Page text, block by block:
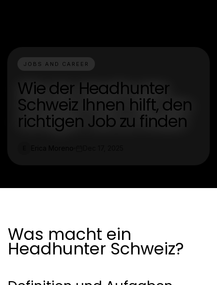
JOBS AND CAREER
Wie der Headhunter
Schweiz Ihnen hilft, den
richtigen Job zu finden
Was macht ein
Headhunter Schweiz?